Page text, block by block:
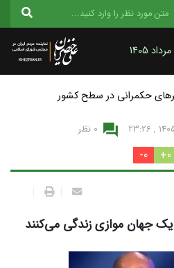
حکمرانی در سطح کشور
0 نظر
0+
0-
یک جهان موازی زندگی می‌کنند